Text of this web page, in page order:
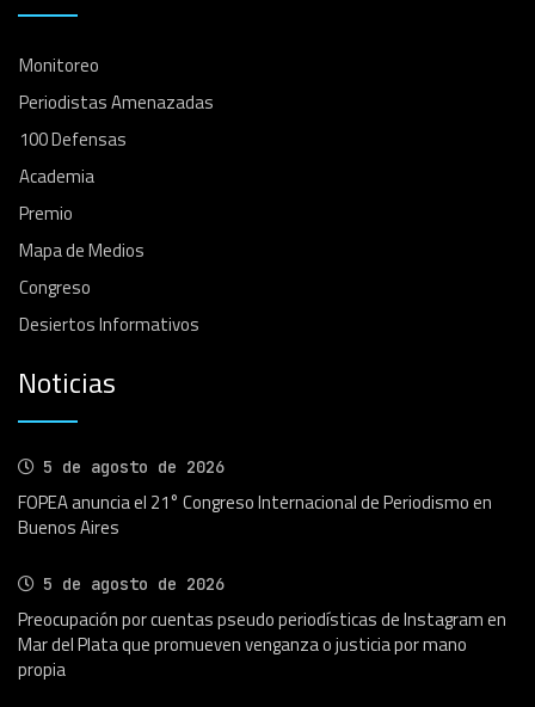
Monitoreo
Periodistas Amenazadas
100 Defensas
Academia
Premio
Mapa de Medios
Congreso
Desiertos Informativos
Noticias
5 de agosto de 2026
FOPEA anuncia el 21° Congreso Internacional de Periodismo en
Buenos Aires
5 de agosto de 2026
Preocupación por cuentas pseudo periodísticas de Instagram en
Mar del Plata que promueven venganza o justicia por mano
propia